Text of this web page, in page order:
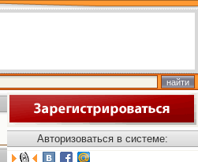
Авторизоваться в системе: